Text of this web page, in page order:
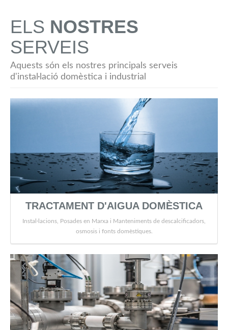
ELS NOSTRES
SERVEIS
Aquests són els nostres principals serveis
d'instal·lació domèstica i industrial
TRACTAMENT D'AIGUA DOMÈSTICA
Instal·lacions, Posades en Marxa i Manteniments de descalcificadors,
osmosis i fonts domèstiques.